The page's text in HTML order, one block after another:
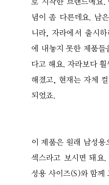
로 시작한 브랜드예요.
념이 좀 다른데요. 남
니라, 자라에서 출시
에 내놓지 못한 제품들
다고 해요. 자라보다
해졌고, 현재는 자체
되었죠.
이 제품은 원래 남성용
섹스라고 보시면 돼요
성용 사이즈(S)와 함께